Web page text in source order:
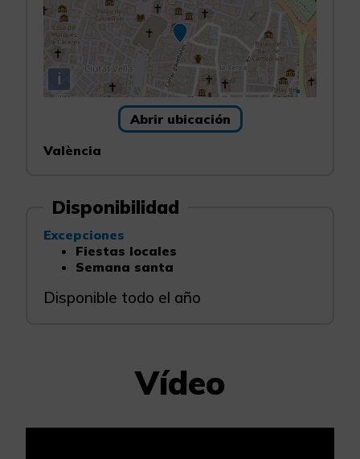
i
Abrir ubicación
València
Disponibilidad
Excepciones
Fiestas locales
Semana santa
Disponible todo el año
Vídeo